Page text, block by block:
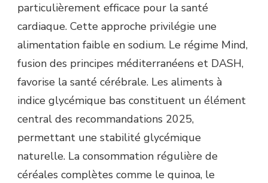
particulièrement efficace pour la santé
cardiaque. Cette approche privilégie une
alimentation faible en sodium. Le régime Mind,
fusion des principes méditerranéens et DASH,
favorise la santé cérébrale. Les aliments à
indice glycémique bas constituent un élément
central des recommandations 2025,
permettant une stabilité glycémique
naturelle. La consommation régulière de
céréales complètes comme le quinoa, le